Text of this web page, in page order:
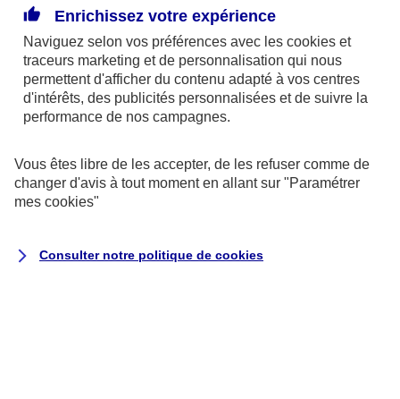
de sécurité sont essentielles. Parce que
protection rime avec prévention, voici
quelques conseils pour renforcer la sécurité
de votre ordinateur.
Enrichissez votre expérience
Naviguez selon vos préférences avec les cookies et
traceurs marketing et de personnalisation qui nous
permettent d'afficher du contenu adapté à vos centres
d'intérêts, des publicités personnalisées et de suivre la
performance de nos campagnes.
Vous êtes libre de les accepter, de les refuser comme de
changer d'avis à tout moment en allant sur "Paramétrer
mes cookies"
Consulter notre politique de cookies